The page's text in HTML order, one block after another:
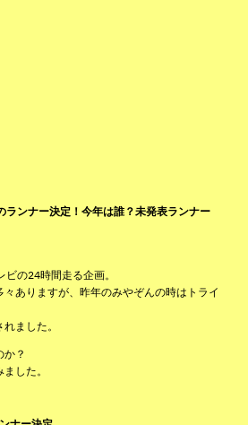
ランナー決定！今年は誰？未発表ランナー
の24時間走る企画。
ありますが、昨年のみやぞんの時はトライ
ました。
？
した。